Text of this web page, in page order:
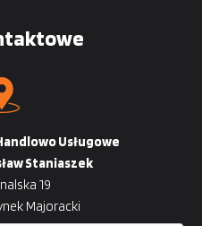
Usługowe
Staniaszek
19
Majoracki